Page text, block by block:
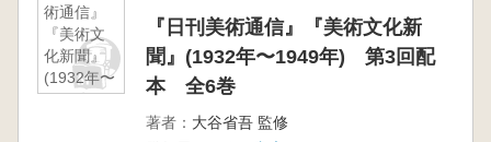
術通信』
『美術文
化新聞』
(1932年〜
1949年)
『日刊美術通信』『美術文化新
聞』(1932年〜1949年) 第3回配
本 全6巻
著者： 大谷省吾 監修